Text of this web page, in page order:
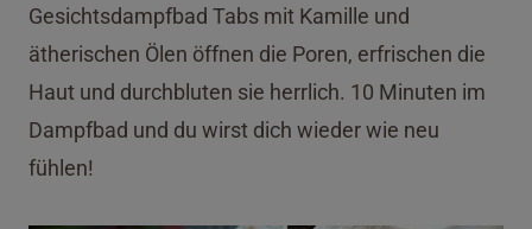
Gesichtsdampfbad Tabs mit Kamille und
ätherischen Ölen öffnen die Poren, erfrischen die
Haut und durchbluten sie herrlich. 10 Minuten im
Dampfbad und du wirst dich wieder wie neu
fühlen!